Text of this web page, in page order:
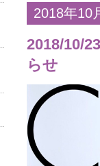
2018年10
2018/10/
らせ